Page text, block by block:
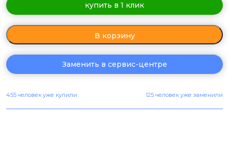
купить в 1 клик
В корзину
Заменить в сервис-центре
455 человек уже купили 125 человек уже заменили